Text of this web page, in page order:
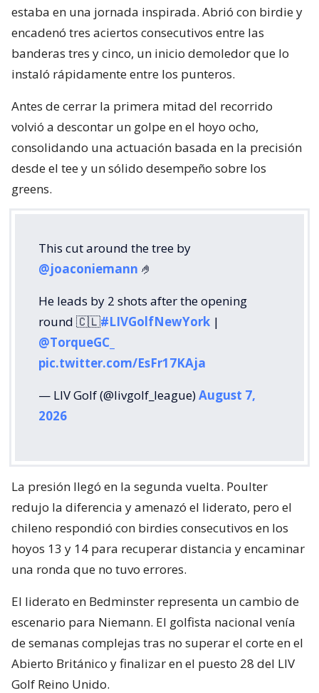
estaba en una jornada inspirada. Abrió con birdie y
encadenó tres aciertos consecutivos entre las
banderas tres y cinco, un inicio demoledor que lo
instaló rápidamente entre los punteros.
Antes de cerrar la primera mitad del recorrido
volvió a descontar un golpe en el hoyo ocho,
consolidando una actuación basada en la precisión
desde el tee y un sólido desempeño sobre los
greens.
This cut around the tree by
@joaconiemann 🤌
He leads by 2 shots after the opening
round 🇨🇱#LIVGolfNewYork |
@TorqueGC_
pic.twitter.com/EsFr17KAja
— LIV Golf (@livgolf_league)August 7,
2026
La presión llegó en la segunda vuelta. Poulter
redujo la diferencia y amenazó el liderato, pero el
chileno respondió con birdies consecutivos en los
hoyos 13 y 14 para recuperar distancia y encaminar
una ronda que no tuvo errores.
El liderato en Bedminster representa un cambio de
escenario para Niemann. El golfista nacional venía
de semanas complejas tras no superar el corte en el
Abierto Británico y finalizar en el puesto 28 del LIV
Golf Reino Unido.